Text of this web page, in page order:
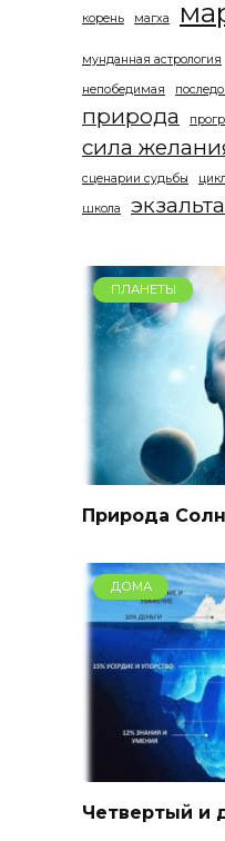
корень магха
мунданная астрология
непобедимая
природа
сила
сценарии судьбы
школа
ПЛАНЕТЫ
Природа
ДОМА
Четвертый и